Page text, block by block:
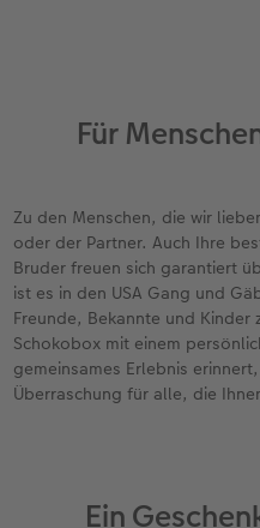
Für
Zu den Menschen, die wir
oder der Partner. Auch Ihre
Bruder freuen sich garantiert
ist es in den USA Gang und
Freunde, Bekannte und Kinder
Schokobox mit einem
gemeinsames Erlebnis
Überraschung für alle, die
Ein